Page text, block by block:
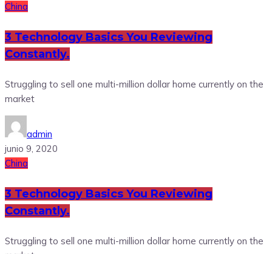
China
3 Technology Basics You Reviewing
Constantly.
Struggling to sell one multi-million dollar home currently on the
market
admin
junio 9, 2020
China
3 Technology Basics You Reviewing
Constantly.
Struggling to sell one multi-million dollar home currently on the